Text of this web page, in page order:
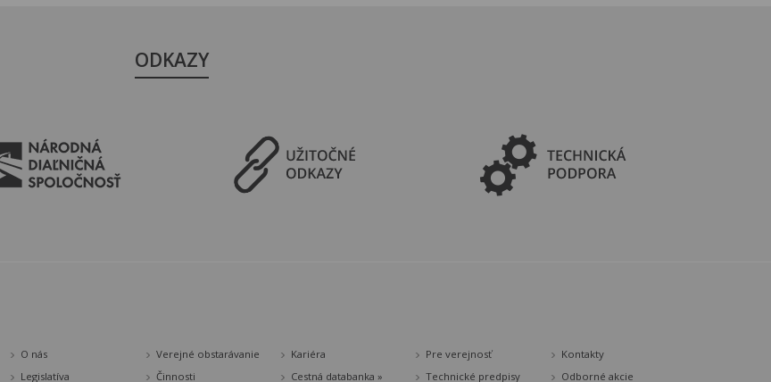
ODKAZY
O nás Verejné obstarávanie Kariéra Pre verejnosť
Kontakty
Legislatíva
Činnosti Cestná databanka » Technické predpisy Odborné akcie